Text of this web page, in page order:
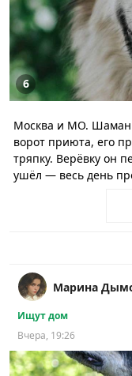
6
Москва и МО. Шаман
ворот приюта, его
тряпку. Верёвку он
ушёл — весь день
Марина
Ищут дом
Вчера, 19:26